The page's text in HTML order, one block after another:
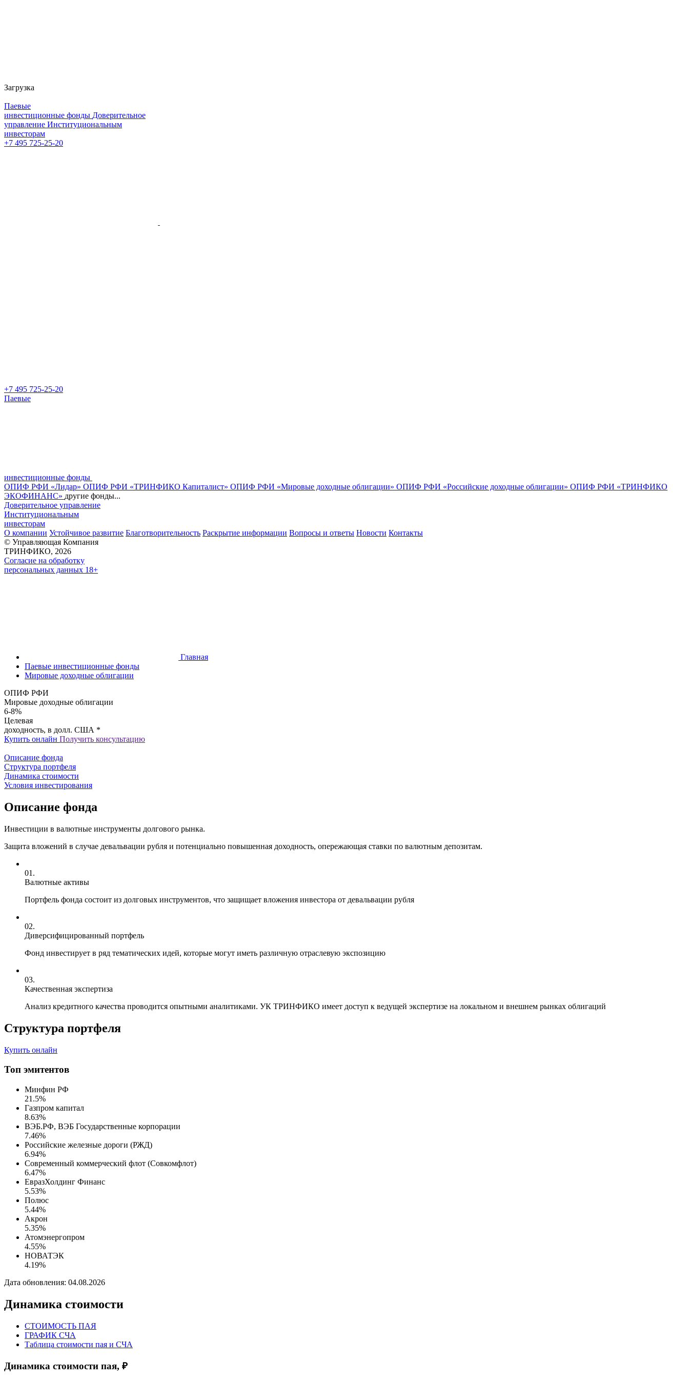
Загрузка
Паевые
инвестиционные фонды Доверительное
управление Институциональным
инвесторам
+7 495 725-25-20
+7 495 725-25-20
Паевые
инвестиционные фонды
ОПИФ РФИ «Лидар» ОПИФ РФИ «ТРИНФИКО Капиталист» ОПИФ РФИ «Мировые доходные облигации» ОПИФ РФИ «Российские доходные облигации» ОПИФ РФИ «ТРИНФИКО
ЭКОФИНАНС» другие фонды...
Доверительное управление
Институциональным
инвесторам
О компании Устойчивое развитие Благотворительность Раскрытие информации Вопросы и ответы Новости Контакты
© Управляющая Компания
ТРИНФИКО, 2026
Согласие на обработку
персональных данных 18+
Главная
Паевые инвестиционные фонды
Мировые доходные облигации
ОПИФ РФИ
Мировые доходные облигации
6-8%
Целевая
доходность, в долл. США *
Купить онлайн Получить консультацию
Описание фонда
Структура портфеля
Динамика стоимости
Условия инвестирования
Описание фонда
Инвестиции в валютные инструменты долгового рынка.
Защита вложений в случае девальвации рубля и потенциально повышенная доходность, опережающая ставки по валютным депозитам.
01.
Валютные активы
Портфель фонда состоит из долговых инструментов, что защищает вложения инвестора от девальвации рубля
02.
Диверсифицированный портфель
Фонд инвестирует в ряд тематических идей, которые могут иметь различную отраслевую экспозицию
03.
Качественная экспертиза
Анализ кредитного качества проводится опытными аналитиками. УК ТРИНФИКО имеет доступ к ведущей экспертизе на локальном и внешнем рынках облигаций
Структура портфеля
Купить онлайн
Топ эмитентов
Минфин РФ
21.5%
Газпром капитал
8.63%
ВЭБ.РФ, ВЭБ Государственные корпорации
7.46%
Российские железные дороги (РЖД)
6.94%
Современный коммерческий флот (Совкомфлот)
6.47%
ЕвразХолдинг Финанс
5.53%
Полюс
5.44%
Акрон
5.35%
Атомэнергопром
4.55%
НОВАТЭК
4.19%
Дата обновления: 04.08.2026
Динамика стоимости
СТОИМОСТЬ ПАЯ
ГРАФИК СЧА
Таблица стоимости пая и СЧА
Динамика стоимости пая, ₽